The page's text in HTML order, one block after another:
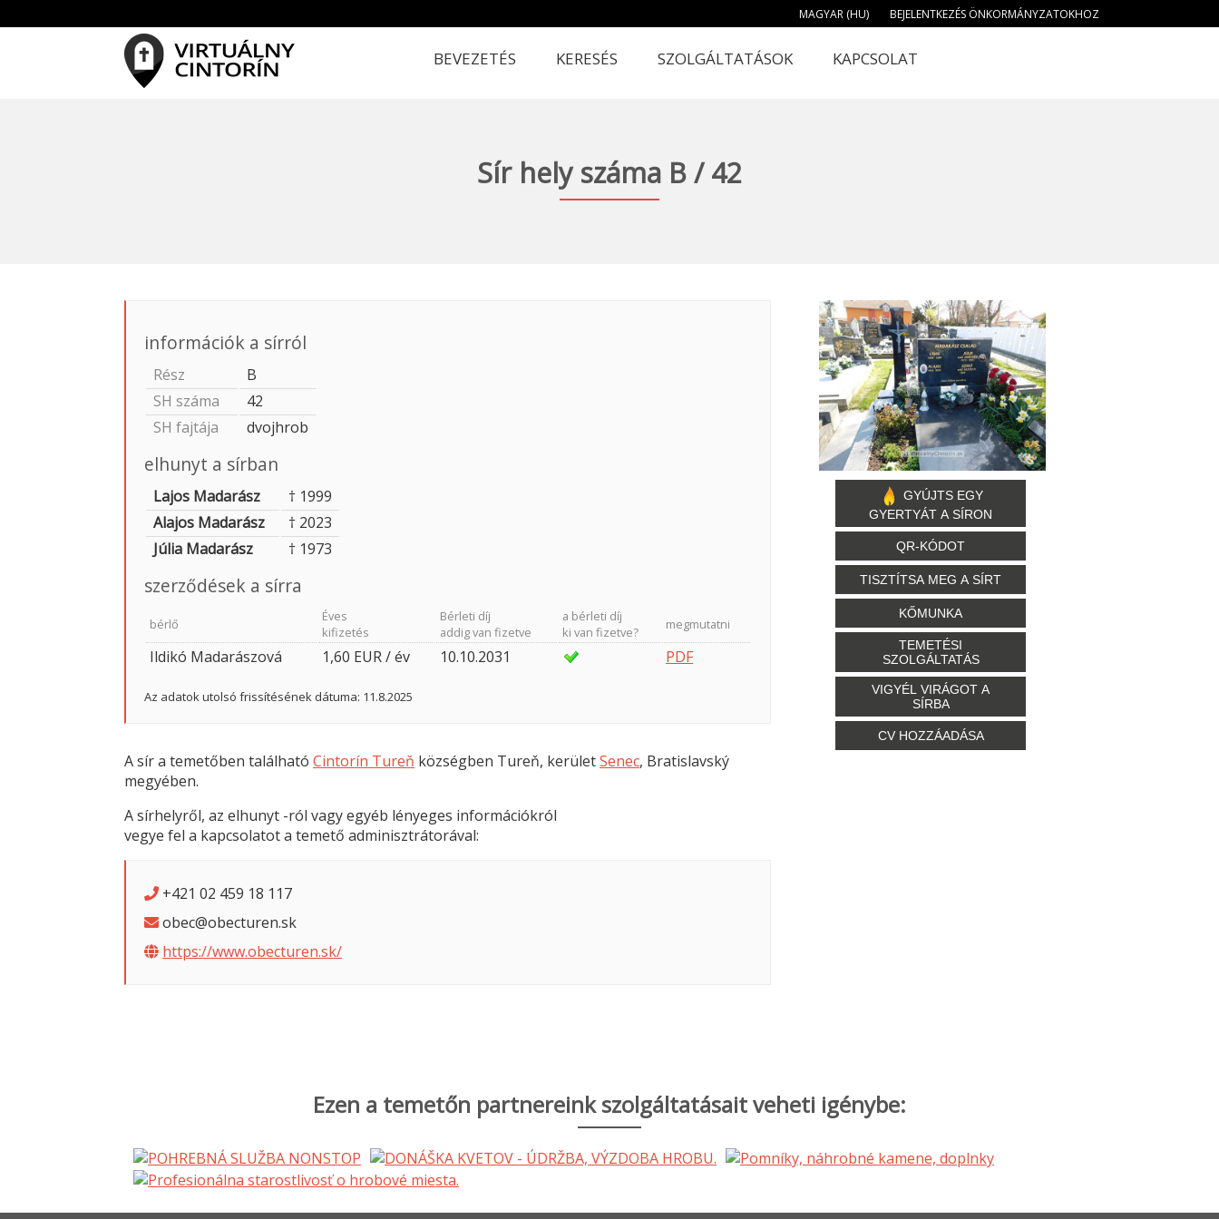
MAGYAR (HU) BEJELENTKEZÉS ÖNKORMÁNYZATOKHOZ
BEVEZETÉS KERESÉS SZOLGÁLTATÁSOK KAPCSOLAT
Sír hely száma B / 42
információk a sírról
Rész
B
SH száma
42
SH fajtája
dvojhrob
elhunyt a sírban
Lajos Madarász
† 1999
Alajos Madarász
† 2023
Júlia Madarász
† 1973
szerződések a sírra
bérlő
Éves
kifizetés
Bérleti díj
addig van fizetve
a bérleti díj
ki van fizetve?
megmutatni
Ildikó Madarászová 1,60 EUR / év 10.10.2031 PDF
Az adatok utolsó frissítésének dátuma: 11.8.2025
A sír a temetőben található Cintorín Tureň községben Tureň, kerületSenec, Bratislavský
megyében.
A sírhelyről, az elhunyt -ról vagy egyéb lényeges információkról
vegye fel a kapcsolatot a temető adminisztrátorával:
+421 02 459 18 117
obec@obecturen.sk
https://www.obecturen.sk/
GYÚJTS EGY
GYERTYÁT A SÍRON
QR-KÓDOT
TISZTÍTSA MEG A SÍRT
KŐMUNKA
TEMETÉSI
SZOLGÁLTATÁS
VIGYÉL VIRÁGOT A
SÍRBA
CV HOZZÁADÁSA
Ezen a temetőn partnereink szolgáltatásait veheti igénybe: